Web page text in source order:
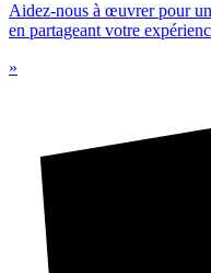
Aidez-nous à œuvrer pour
en partageant votre
»